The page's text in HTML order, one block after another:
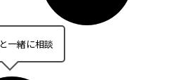
一緒に相談